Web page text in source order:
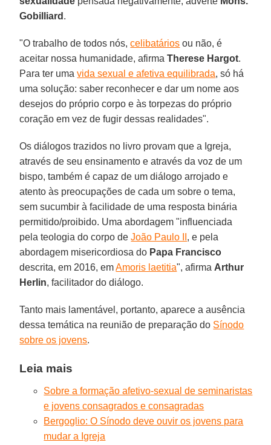
Gobilliard .
"O trabalho de todos nós,celibatários ou não, é
aceitar nossa humanidade, afirmaTherese Hargot.
Para ter umavida sexual e afetiva equilibrada, só há
uma solução: saber reconhecer e dar um nome aos
desejos do próprio corpo e às torpezas do próprio
coração em vez de fugir dessas realidades".
Os diálogos trazidos no livro provam que a Igreja,
através de seu ensinamento e através da voz de um
bispo, também é capaz de um diálogo arrojado e
atento às preocupações de cada um sobre o tema,
sem sucumbir à facilidade de uma resposta binária
permitido/proibido. Uma abordagem "influenciada
pela teologia do corpo deJoão Paulo II , e pela
abordagem misericordiosa do Papa Francisco
descrita, em 2016, emAmoris laetitia", afirma Arthur
Herlin, facilitador do diálogo.
Tanto mais lamentável, portanto, aparece a ausência
dessa temática na reunião de preparação do Sínodo
sobre os jovens.
Leia mais
Sobre a formação afetivo-sexual de seminaristas
e jovens consagrados e consagradas
Bergoglio: O Sínodo deve ouvir os jovens para
mudar a Igreja